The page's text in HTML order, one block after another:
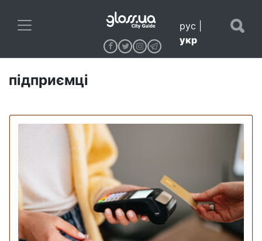
рус
укр
підприємці